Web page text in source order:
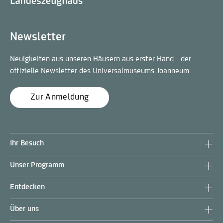
Newsletter
Neuigkeiten aus unseren Häusern aus erster Hand - der
offizielle Newsletter des Universalmuseums Joanneum:
Zur Anmeldung
Ihr Besuch
Unser Programm
Entdecken
Über uns